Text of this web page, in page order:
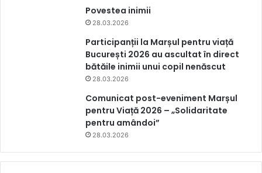
Povestea inimii
28.03.2026
Participanții la Marșul pentru viață
București 2026 au ascultat în direct
bătăile inimii unui copil nenăscut
28.03.2026
Comunicat post-eveniment Marșul
pentru Viață 2026 – „Solidaritate
pentru amândoi”
28.03.2026